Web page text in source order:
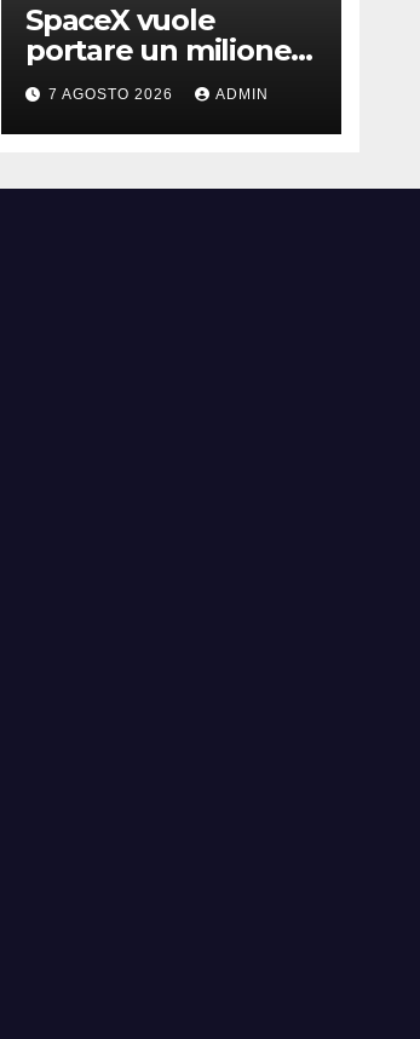
SpaceX vuole
portare un milione
di data center nello
spazio: Nvidia sarà il
cervello
7 AGOSTO 2026 ADMIN